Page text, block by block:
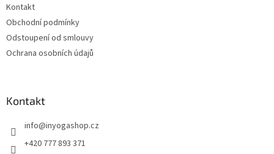
Kontakt
Obchodní podmínky
Odstoupení od smlouvy
Ochrana osobních údajů
Kontakt
info@inyogashop.cz
+420 777 893 371